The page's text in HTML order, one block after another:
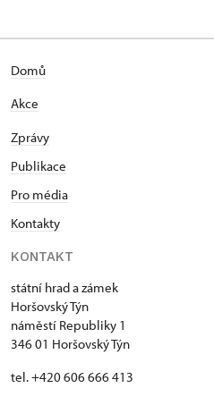
Domů
Akce
Zprávy
Publikace
Pro média
Kontakty
KONTAKT
státní hrad a zámek
Horšovský Týn
náměstí Republiky 1
346 01 Horšovský Týn
tel. +420 606 666 413